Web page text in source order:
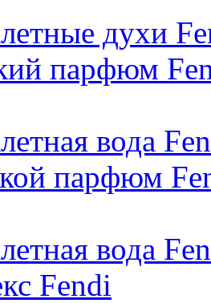
духи
парфюм
вода
парфюм
вода
Fendi